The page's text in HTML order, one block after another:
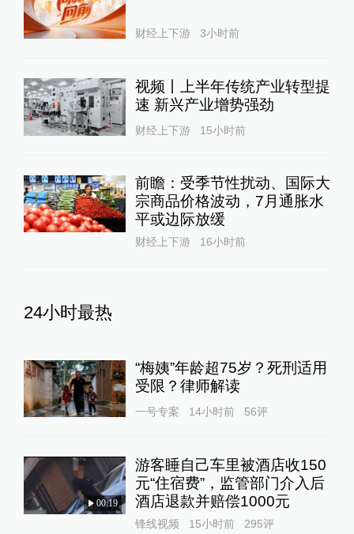
财经上下游 3小时前
视频丨上半年传统产业转型提
速 新兴产业增势强劲
财经上下游 15小时前
前瞻：受季节性扰动、国际大
宗商品价格波动，7月通胀水
平或边际放缓
财经上下游 16小时前
24小时最热
“梅姨”年龄超75岁？死刑适用
受限？律师解读
一号专案 14小时前 56评
00:19
游客睡自己车里被酒店收150
元“住宿费”，监管部门介入后
酒店退款并赔偿1000元
锋线视频 15小时前 295评